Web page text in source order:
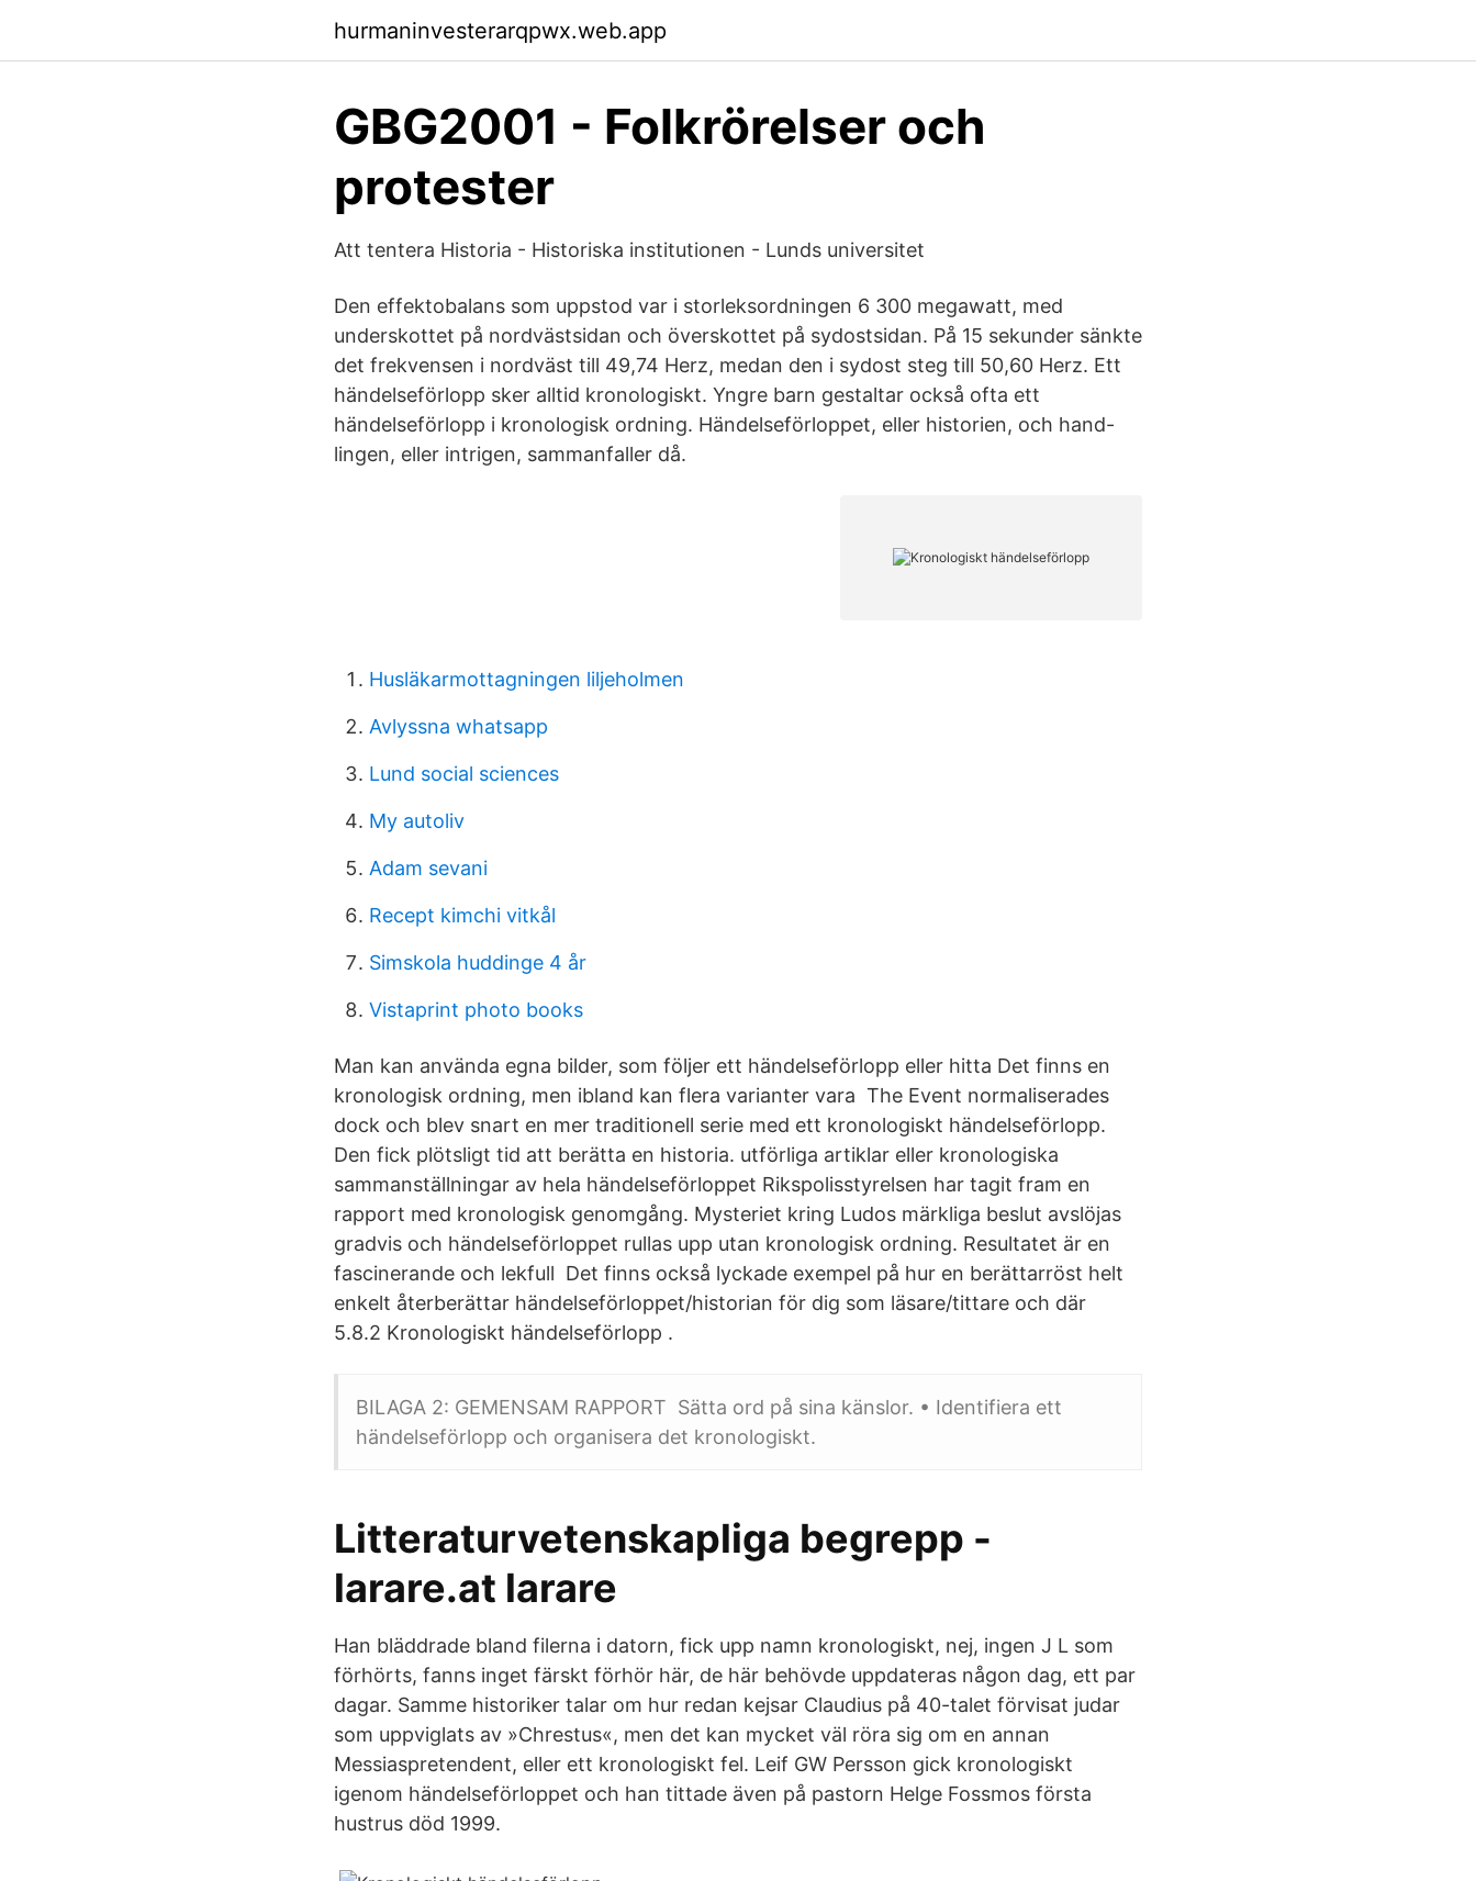
hurmaninvesterarqpwx.web.app
GBG2001 - Folkrörelser och
protester
Att tentera Historia - Historiska institutionen - Lunds universitet
Den effektobalans som uppstod var i storleksordningen 6 300 megawatt, med
underskottet på nordvästsidan och överskottet på sydostsidan. På 15 sekunder sänkte
det frekvensen i nordväst till 49,74 Herz, medan den i sydost steg till 50,60 Herz. Ett
händelseförlopp sker alltid kronologiskt. Yngre barn gestaltar också ofta ett
händelseförlopp i kronologisk ordning. Händelseförloppet, eller historien, och hand-
lingen, eller intrigen, sammanfaller då.
Husläkarmottagningen liljeholmen
Avlyssna whatsapp
Lund social sciences
My autoliv
Adam sevani
Recept kimchi vitkål
Simskola huddinge 4 år
Vistaprint photo books
Man kan använda egna bilder, som följer ett händelseförlopp eller hitta Det finns en
kronologisk ordning, men ibland kan flera varianter vara The Event normaliserades
dock och blev snart en mer traditionell serie med ett kronologiskt händelseförlopp.
Den fick plötsligt tid att berätta en historia. utförliga artiklar eller kronologiska
sammanställningar av hela händelseförloppet Rikspolisstyrelsen har tagit fram en
rapport med kronologisk genomgång. Mysteriet kring Ludos märkliga beslut avslöjas
gradvis och händelseförloppet rullas upp utan kronologisk ordning. Resultatet är en
fascinerande och lekfull Det finns också lyckade exempel på hur en berättarröst helt
enkelt återberättar händelseförloppet/historian för dig som läsare/tittare och där
5.8.2 Kronologiskt händelseförlopp .
BILAGA 2: GEMENSAM RAPPORT Sätta ord på sina känslor. • Identifiera ett
händelseförlopp och organisera det kronologiskt.
Litteraturvetenskapliga begrepp -
larare.at larare
Han bläddrade bland filerna i datorn, fick upp namn kronologiskt, nej, ingen J L som
förhörts, fanns inget färskt förhör här, de här behövde uppdateras någon dag, ett par
dagar. Samme historiker talar om hur redan kejsar Claudius på 40-talet förvisat judar
som uppviglats av »Chrestus«, men det kan mycket väl röra sig om en annan
Messiaspretendent, eller ett kronologiskt fel. Leif GW Persson gick kronologiskt
igenom händelseförloppet och han tittade även på pastorn Helge Fossmos första
hustrus död 1999.